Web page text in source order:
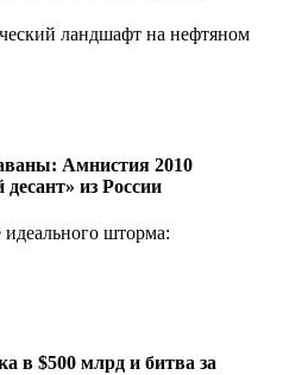
ландшафт на нефтяном
Амнистия 2010
из России
идеального шторма:
в $500 млрд и битва за